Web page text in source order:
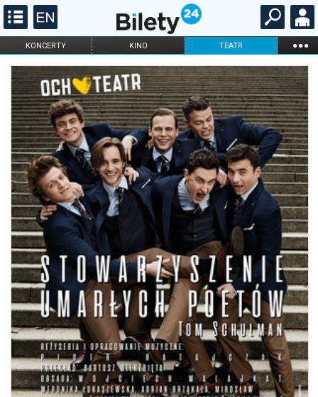
KONCERTY KINO TEATR ...
FILHARMONIA OPERA I BALET
STAND-UP
DLA DZIECI
ONLINE KARNETY